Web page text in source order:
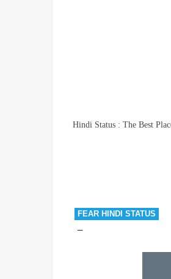
Hindi Status : The Best
FEAR HINDI STATUS